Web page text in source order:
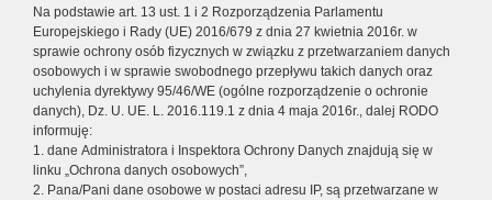
Na podstawie art. 13 ust. 1 i 2 Rozporządzenia Parlamentu
Europejskiego i Rady (UE) 2016/679 z dnia 27 kwietnia 2016r. w
sprawie ochrony osób fizycznych w związku z przetwarzaniem danych
osobowych i w sprawie swobodnego przepływu takich danych oraz
uchylenia dyrektywy 95/46/WE (ogólne rozporządzenie o ochronie
danych), Dz. U. UE. L. 2016.119.1 z dnia 4 maja 2016r., dalej RODO
informuję:
1. dane Administratora i Inspektora Ochrony Danych znajdują się w
linku „Ochrona danych osobowych”,
2. Pana/Pani dane osobowe w postaci adresu IP, są przetwarzane w